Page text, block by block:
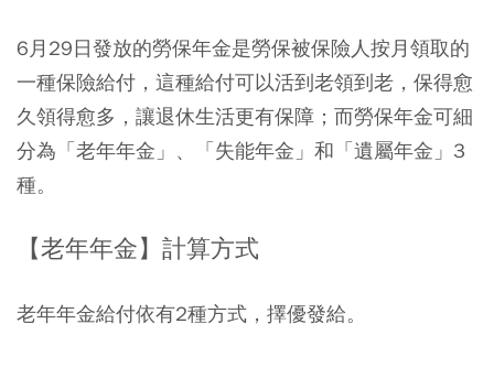
6月29日發放的勞保年金是勞保被保險人按月領取的
一種保險給付，這種給付可以活到老領到老，保得愈
久領得愈多，讓退休生活更有保障；而勞保年金可細
分為「老年年金」、「失能年金」和「遺屬年金」3
種。
【老年年金】計算方式
老年年金給付依有2種方式，擇優發給。